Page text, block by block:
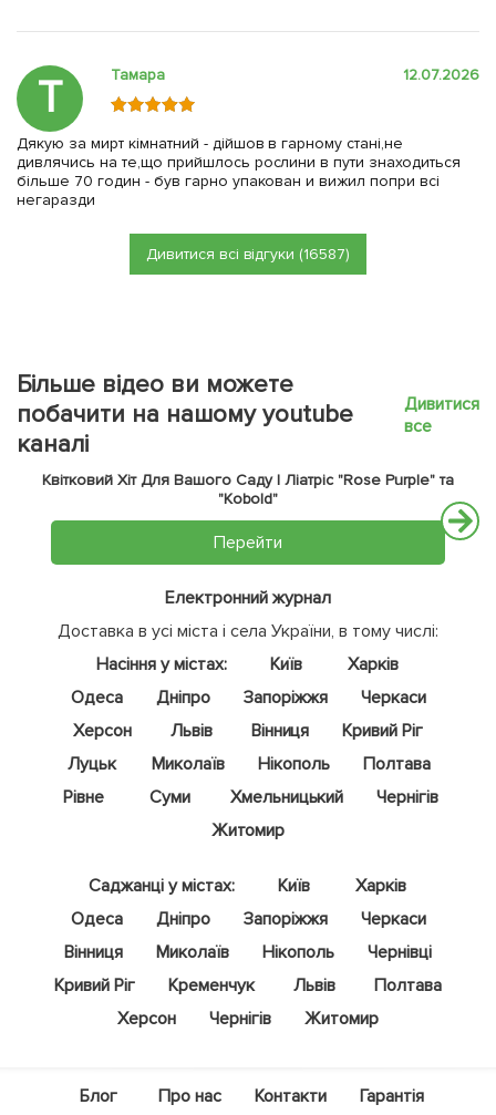
Т Тамара 12.07.2026
Дякую за мирт кімнатний - дійшов в гарному стані,не
дивлячись на те,що прийшлось рослини в пути знаходиться
більше 70 годин - був гарно упакован и вижил попри всі
негаразди
Дивитися всі відгуки (16587)
Більше відео ви можете
побачити на нашому youtube
каналі
Дивитися
все
Квітковий Хіт Для Вашого Саду | Ліатріс "Rose Purple" та
"Kobold"
Перейти
Електронний журнал
Доставка в усі міста і села України, в тому числі:
Насіння у містах:
Київ
Харків
Одеса
Дніпро Запоріжжя
Черкаси
Херсон
Львів Вінниця
Кривий Ріг
Луцьк
Миколаїв Нікополь
Полтава
Рівне
Суми Хмельницький
Чернігів
Житомир
Саджанці у містах: Київ
Харків
Одеса
Дніпро Запоріжжя
Черкаси
Вінниця
Миколаїв Нікополь
Чернівці
Кривий Ріг
Кременчук Львів
Полтава
Херсон
Чернігів Житомир
Блог Про нас Контакти
Гарантія